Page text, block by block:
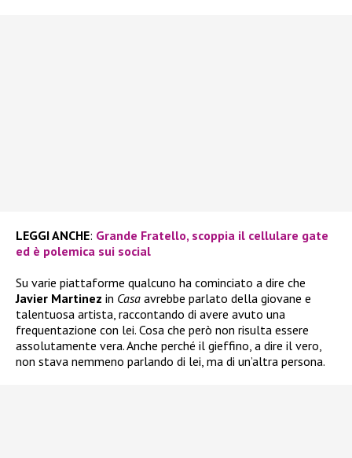
LEGGI ANCHE: Grande Fratello, scoppia il cellulare gate
ed è polemica sui social
Su varie piattaforme qualcuno ha cominciato a dire che
Javier Martinez in Casa avrebbe parlato della giovane e
talentuosa artista, raccontando di avere avuto una
frequentazione con lei. Cosa che però non risulta essere
assolutamente vera. Anche perché il gieffino, a dire il vero,
non stava nemmeno parlando di lei, ma di un’altra persona.